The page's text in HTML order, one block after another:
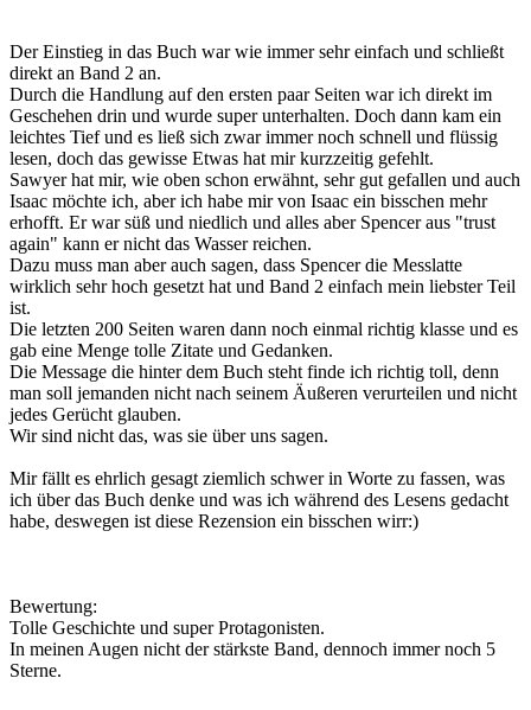
Der Einstieg in das Buch war wie immer sehr einfach und schließt
direkt an Band 2 an.
Durch die Handlung auf den ersten paar Seiten war ich direkt im
Geschehen drin und wurde super unterhalten. Doch dann kam ein
leichtes Tief und es ließ sich zwar immer noch schnell und flüssig
lesen, doch das gewisse Etwas hat mir kurzzeitig gefehlt.
Sawyer hat mir, wie oben schon erwähnt, sehr gut gefallen und auch
Isaac möchte ich, aber ich habe mir von Isaac ein bisschen mehr
erhofft. Er war süß und niedlich und alles aber Spencer aus "trust
again" kann er nicht das Wasser reichen.
Dazu muss man aber auch sagen, dass Spencer die Messlatte
wirklich sehr hoch gesetzt hat und Band 2 einfach mein liebster Teil
ist.
Die letzten 200 Seiten waren dann noch einmal richtig klasse und es
gab eine Menge tolle Zitate und Gedanken.
Die Message die hinter dem Buch steht finde ich richtig toll, denn
man soll jemanden nicht nach seinem Äußeren verurteilen und nicht
jedes Gerücht glauben.
Wir sind nicht das, was sie über uns sagen.
Mir fällt es ehrlich gesagt ziemlich schwer in Worte zu fassen, was
ich über das Buch denke und was ich während des Lesens gedacht
habe, deswegen ist diese Rezension ein bisschen wirr:)
Bewertung:
Tolle Geschichte und super Protagonisten.
In meinen Augen nicht der stärkste Band, dennoch immer noch 5
Sterne.